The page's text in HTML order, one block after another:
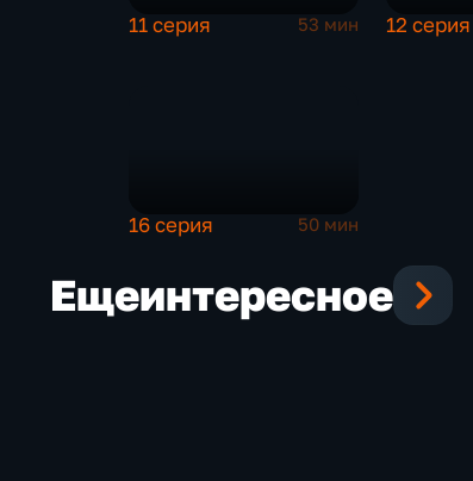
11 серия 53 мин 12 серия
16 серия 50 мин
Ещеинтересное